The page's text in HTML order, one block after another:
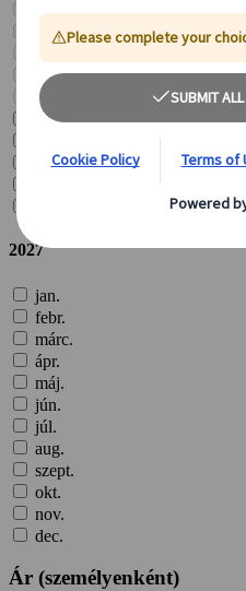
márc.
ápr.
jún.
júl.
aug.
okt.
2027
jan.
febr.
márc.
ápr.
máj.
jún.
júl.
aug.
szept.
okt.
nov.
dec.
Ár (személyenként)